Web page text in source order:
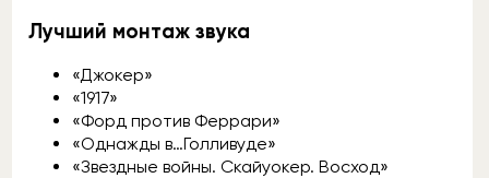
Лучший монтаж звука
«Джокер»
«1917»
«Форд против Феррари»
«Однажды в…Голливуде»
«Звездные войны. Скайуокер. Восход»